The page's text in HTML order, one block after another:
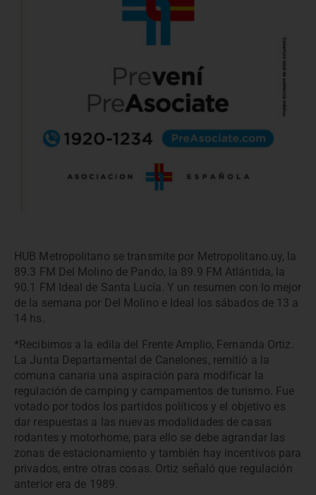
HUB Metropolitano se transmite por Metropolitano.uy, la
89.3 FM Del Molino de Pando, la 89.9 FM Atlántida, la
90.1 FM Ideal de Santa Lucía. Y un resumen con lo mejor
de la semana por Del Molino e Ideal los sábados de 13 a
14 hs.
*Recibimos a la edila del Frente Amplio, Fernanda Ortiz.
La Junta Departamental de Canelones, remitió a la
comuna canaria una aspiración para modificar la
regulación de camping y campamentos de turismo. Fue
votado por todos los partidos políticos y el objetivo es
dar respuestas a las nuevas modalidades de casas
rodantes y motorhome, para ello se debe agrandar las
zonas de estacionamiento y también hay incentivos para
privados, entre otras cosas. Ortiz señaló que regulación
anterior era de 1989.